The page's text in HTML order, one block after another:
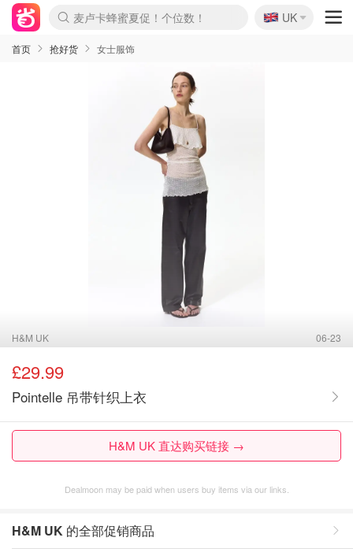
麦卢卡蜂蜜夏促！个位数！
Prada/Miu 4.8折！
啥？必胜客披萨5折！
🇬🇧
UK
首页 抢好货 女士服饰
H&M UK 06-23
£29.99
Pointelle 吊带针织上衣
H&M UK 直达购买链接 →
Dealmoon may be paid when users buy items via our links.
H&M UK 的全部促销商品